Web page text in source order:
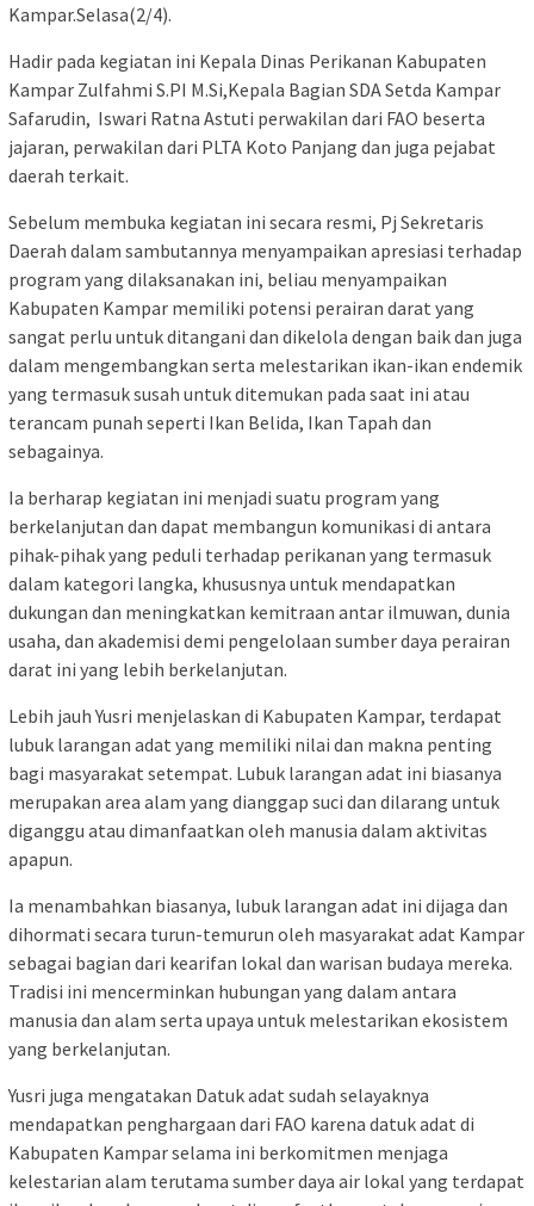
Kampar.Selasa(2/4).
Hadir pada kegiatan ini Kepala Dinas Perikanan Kabupaten
Kampar Zulfahmi S.PI M.Si,Kepala Bagian SDA Setda Kampar
Safarudin, Iswari Ratna Astuti perwakilan dari FAO beserta
jajaran, perwakilan dari PLTA Koto Panjang dan juga pejabat
daerah terkait.
Sebelum membuka kegiatan ini secara resmi, Pj Sekretaris
Daerah dalam sambutannya menyampaikan apresiasi terhadap
program yang dilaksanakan ini, beliau menyampaikan
Kabupaten Kampar memiliki potensi perairan darat yang
sangat perlu untuk ditangani dan dikelola dengan baik dan juga
dalam mengembangkan serta melestarikan ikan-ikan endemik
yang termasuk susah untuk ditemukan pada saat ini atau
terancam punah seperti Ikan Belida, Ikan Tapah dan
sebagainya.
Ia berharap kegiatan ini menjadi suatu program yang
berkelanjutan dan dapat membangun komunikasi di antara
pihak-pihak yang peduli terhadap perikanan yang termasuk
dalam kategori langka, khususnya untuk mendapatkan
dukungan dan meningkatkan kemitraan antar ilmuwan, dunia
usaha, dan akademisi demi pengelolaan sumber daya perairan
darat ini yang lebih berkelanjutan.
Lebih jauh Yusri menjelaskan di Kabupaten Kampar, terdapat
lubuk larangan adat yang memiliki nilai dan makna penting
bagi masyarakat setempat. Lubuk larangan adat ini biasanya
merupakan area alam yang dianggap suci dan dilarang untuk
diganggu atau dimanfaatkan oleh manusia dalam aktivitas
apapun.
Ia menambahkan biasanya, lubuk larangan adat ini dijaga dan
dihormati secara turun-temurun oleh masyarakat adat Kampar
sebagai bagian dari kearifan lokal dan warisan budaya mereka.
Tradisi ini mencerminkan hubungan yang dalam antara
manusia dan alam serta upaya untuk melestarikan ekosistem
yang berkelanjutan.
Yusri juga mengatakan Datuk adat sudah selayaknya
mendapatkan penghargaan dari FAO karena datuk adat di
Kabupaten Kampar selama ini berkomitmen menjaga
kelestarian alam terutama sumber daya air lokal yang terdapat